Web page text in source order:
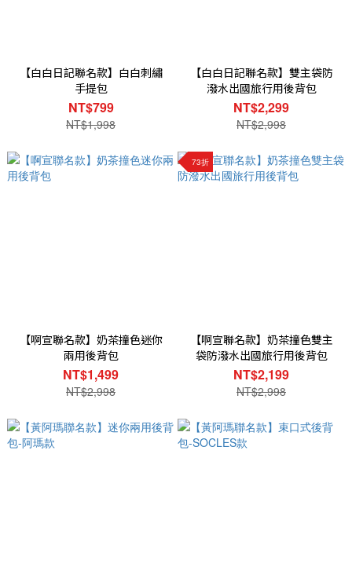
【白白日記聯名款】白白刺繡
手提包
NT$799
NT$1,998
【白白日記聯名款】雙主袋防
潑水出國旅行用後背包
NT$2,299
NT$2,998
【啊宣聯名款】奶茶撞色迷你
兩用後背包
NT$1,499
NT$2,998
73折
【啊宣聯名款】奶茶撞色雙主
袋防潑水出國旅行用後背包
NT$2,199
NT$2,998